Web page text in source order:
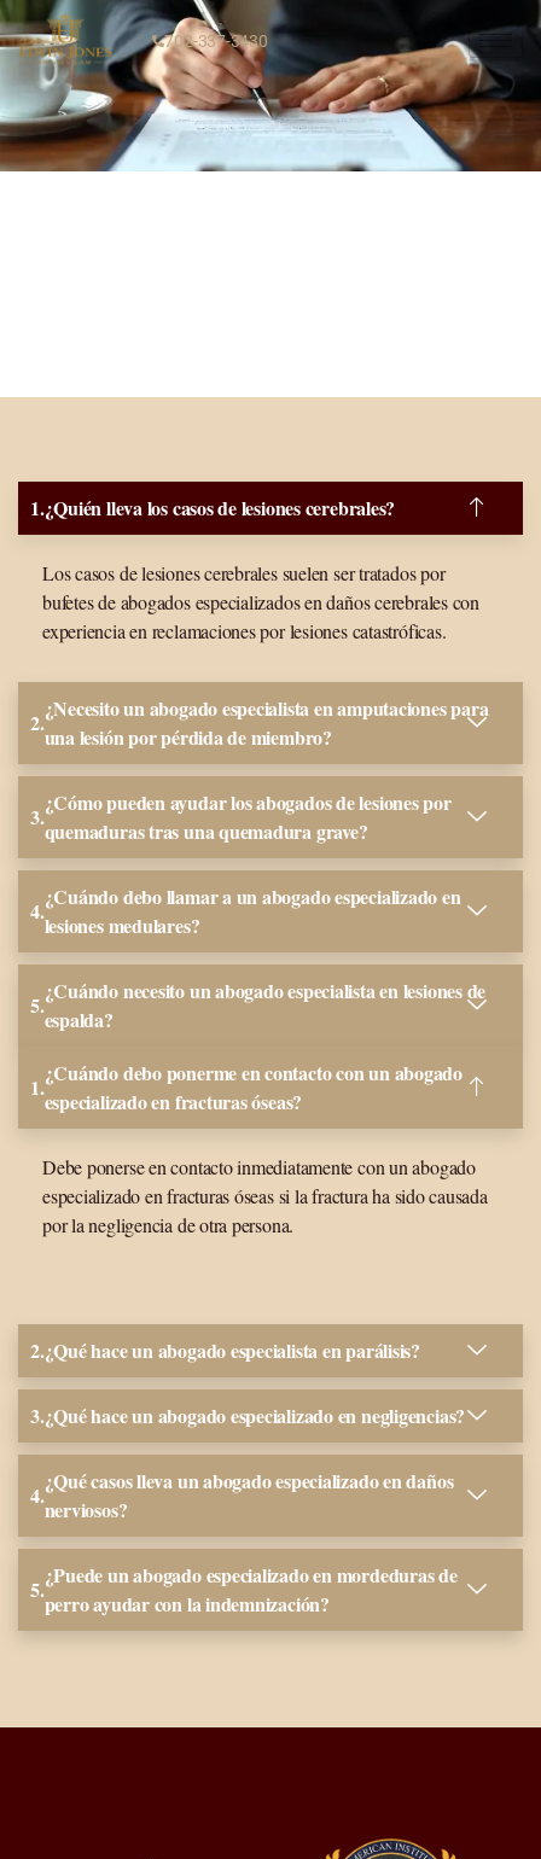
702-337-3430
¿Quién lleva los casos de lesiones cerebrales?
Los casos de lesiones cerebrales suelen ser tratados por
bufetes de abogados especializados en daños cerebrales con
experiencia en reclamaciones por lesiones catastróficas.
¿Necesito un abogado especialista en amputaciones para
una lesión por pérdida de miembro?
¿Cómo pueden ayudar los abogados de lesiones por
quemaduras tras una quemadura grave?
¿Cuándo debo llamar a un abogado especializado en
lesiones medulares?
¿Cuándo necesito un abogado especialista en lesiones de
espalda?
¿Cuándo debo ponerme en contacto con un abogado
especializado en fracturas óseas?
Debe ponerse en contacto inmediatamente con un abogado
especializado en fracturas óseas si la fractura ha sido causada
por la negligencia de otra persona.
¿Qué hace un abogado especialista en parálisis?
¿Qué hace un abogado especializado en negligencias?
¿Qué casos lleva un abogado especializado en daños
nerviosos?
¿Puede un abogado especializado en mordeduras de
perro ayudar con la indemnización?